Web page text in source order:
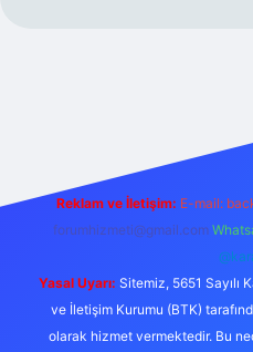
Reklam ve İletişim: E-mail:
forumhizmeti@gmail.com
Yasal Uyarı: Sitemiz, 5651 Sayılı
ve İletişim Kurumu (BTK)
olarak hizmet vermektedir. Bu